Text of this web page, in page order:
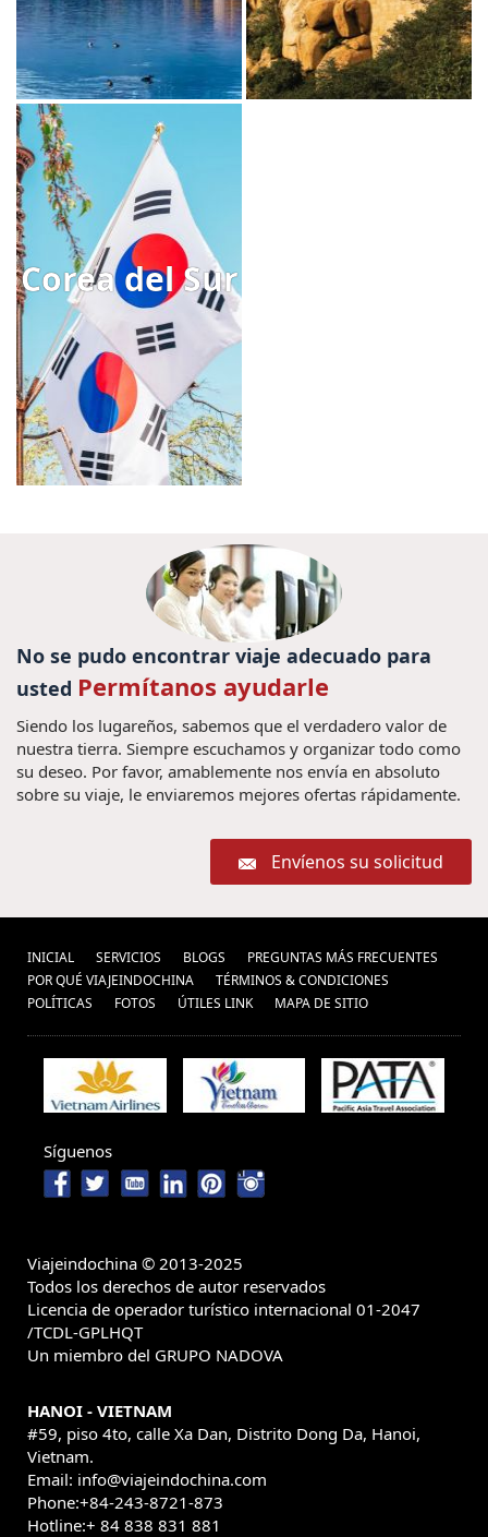
Corea del Sur
No se pudo encontrar viaje adecuado para
usted Permítanos ayudarle
Siendo los lugareños, sabemos que el verdadero valor de
nuestra tierra. Siempre escuchamos y organizar todo como
su deseo. Por favor, amablemente nos envía en absoluto
sobre su viaje, le enviaremos mejores ofertas rápidamente.
Envíenos su solicitud
INICIAL SERVICIOS BLOGS
PREGUNTAS MÁS FRECUENTES
POR QUÉ VIAJEINDOCHINA
TÉRMINOS & CONDICIONES
POLÍ­TICAS
FOTOS ÚTILES LINK MAPA DE SITIO
Síguenos
Viajeindochina © 2013-2025
Todos los derechos de autor reservados
Licencia de operador turístico internacional 01-2047
/TCDL-GPLHQT
Un miembro del GRUPO NADOVA
HANOI - VIETNAM
#59, piso 4to, calle Xa Dan, Distrito Dong Da, Hanoi,
Vietnam.
Email: info@viajeindochina.com
Phone:+84-243-8721-873
Hotline:+ 84 838 831 881